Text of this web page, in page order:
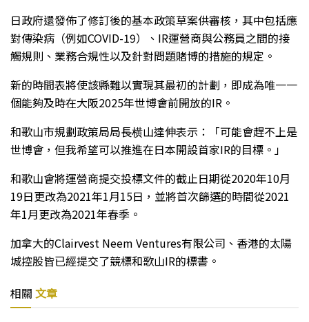
日政府還發佈了修訂後的基本政策草案供審核，其中包括應
對傳染病（例如COVID-19）、IR運營商與公務員之間的接
觸規則​​、業務合規性以及針對問題賭博的措施的規定。
新的時間表將使該縣難以實現其最初的計劃，即成為唯一一
個能夠及時在大阪2025年世博會前開放的IR。
和歌山市規劃政策局局長横山達伸表示：「可能會趕不上是
世博會，但我希望可以推進在日本開設首家IR的目標。」
和歌山會將運營商提交投標文件的截止日期從2020年10月
19日更改為2021年1月15日，並將首次篩選的時間從2021
年1月更改為2021年春季。
加拿大的Clairvest Neem Ventures有限公司、香港的太陽
城控股皆已經提交了競標和歌山IR的標書。
相關 文章